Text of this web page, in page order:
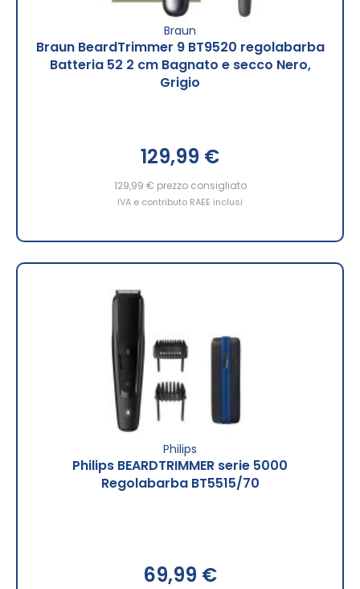
Braun
Braun BeardTrimmer 9 BT9520 regolabarba
Batteria 52 2 cm Bagnato e secco Nero,
Grigio
129,99 €
129,99 € prezzo consigliato
IVA e contributo RAEE inclusi
Philips
Philips BEARDTRIMMER serie 5000
Regolabarba BT5515/70
69,99 €